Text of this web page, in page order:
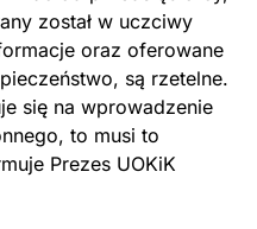
został w uczciwy
oraz oferowane
są rzetelne.
się na wprowadzenie
to musi to
Prezes UOKiK